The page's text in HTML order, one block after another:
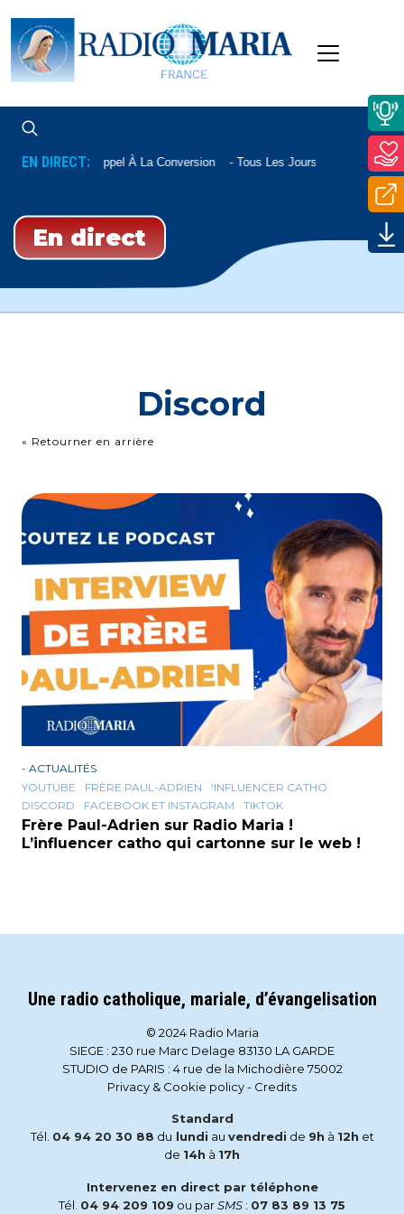
EN DIRECT: Appel À La Conversion Tous Les Jours À 22h20
En direct
Discord
« Retourner en arrière
- ACTUALITÉS
YOUTUBE
FRÈRE PAUL-ADRIEN
'INFLUENCER CATHO
DISCORD
FACEBOOK ET INSTAGRAM TIKTOK
Frère Paul-Adrien sur Radio Maria !
L’influencer catho qui cartonne sur le web !
Une radio catholique, mariale, d’évangelisation
© 2024 Radio Maria
SIEGE : 230 rue Marc Delage 83130 LA GARDE
STUDIO de PARIS : 4 rue de la Michodière 75002
Privacy & Cookie policy- Credits
Standard
Tél. 04 94 20 30 88 du lundi au vendredi de 9h à 12h et
de 14h à 17h
Intervenez en direct par téléphone
Tél. 04 94 209 109 ou parSMS : 07 83 89 13 75